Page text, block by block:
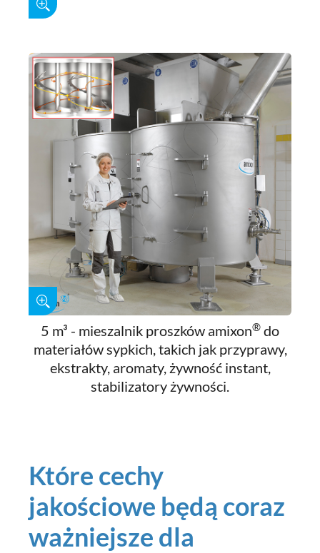
5 m³ - mieszalnik proszków amixon® do
materiałów sypkich, takich jak przyprawy,
ekstrakty, aromaty, żywność instant,
stabilizatory żywności.
Które cechy
jakościowe będą coraz
ważniejsze dla